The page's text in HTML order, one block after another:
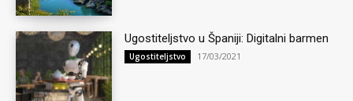
Ugostiteljstvo u Španiji: Digitalni barmen
Ugostiteljstvo 17/03/2021